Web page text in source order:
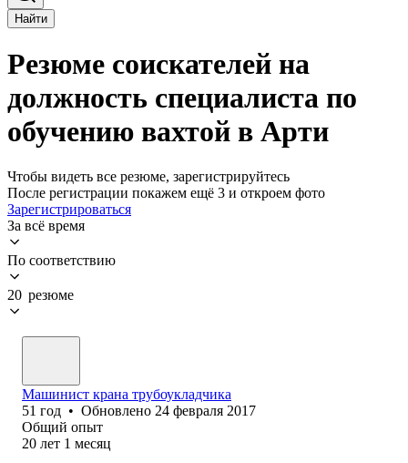
Найти
Резюме соискателей на
должность специалиста по
обучению вахтой в Арти
Чтобы видеть все резюме, зарегистрируйтесь
После регистрации покажем ещё 3 и откроем фото
Зарегистрироваться
За всё время
По соответствию
20 резюме
Машинист крана трубоукладчика
51 год • Обновлено 24 февраля 2017
Общий опыт
20 лет 1 месяц